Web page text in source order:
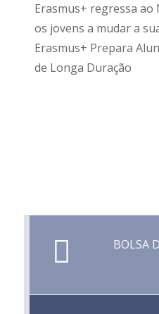
Erasmus+ regressa ao
os jovens a mudar a
Erasmus+ Prepara
de Longa Duração
BOLSA